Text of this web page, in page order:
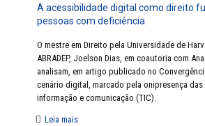
A acessibilidade digital como direito
pessoas com deficiência
O mestre em Direito pela Universidade de
ABRADEP, Joelson Dias, em coautoria com
analisam, em artigo publicado no
cenário digital, marcado pela onipresença
informação e comunicação (TIC).
Leia mais